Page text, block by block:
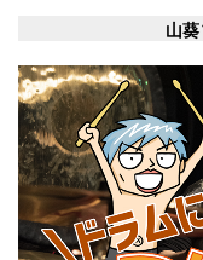
山